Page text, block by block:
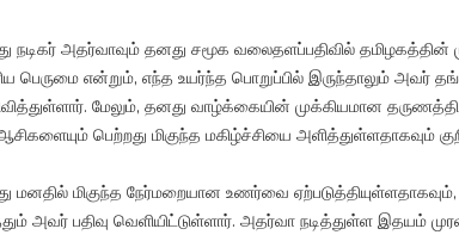
அதர்வாவும் தனது சமூக வலைதளப்பதிவில் தமிழகத்தின்
பெருமை என்றும், எந்த உயர்ந்த பொறுப்பில் இருந்தாலும்
மேலும், தனது வாழ்க்கையின் முக்கியமான
பெற்றது மிகுந்த மகிழ்ச்சியை அளித்துள்ளதாகவும்
மனதில் மிகுந்த நேர்மறையான உணர்வை
அவர் பதிவு வெளியிட்டுள்ளார். அதர்வா நடித்துள்ள இதயம்